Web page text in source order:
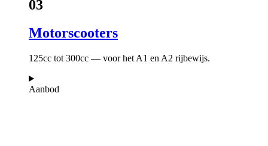
03
Motorscooters
125cc tot 300cc — voor het A1 en A2 rijbewijs.
Aanbod